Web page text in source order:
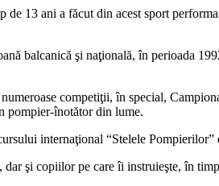
13 ani a făcut din acest sport
balcanică şi naţională, în perioada
competiţii, în special,
pompier-înotător din lume.
internaţional “Stelele
şi copiilor pe care îi instruieşte, în